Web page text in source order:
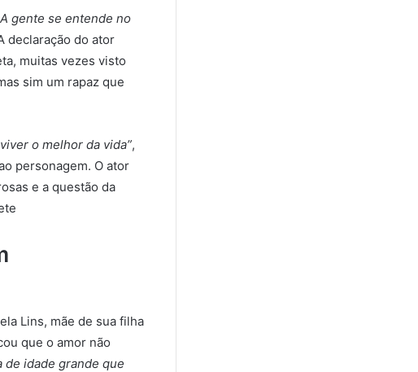
gente se entende no
declaração do ator
muitas vezes visto
sim um rapaz que
o melhor da vida”,
personagem. O ator
e a questão da
Lins, mãe de sua filha
que o amor não
idade grande que